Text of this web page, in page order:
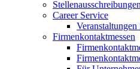
Stellenausschreibungen
Career Service
Firmenkontaktmessen